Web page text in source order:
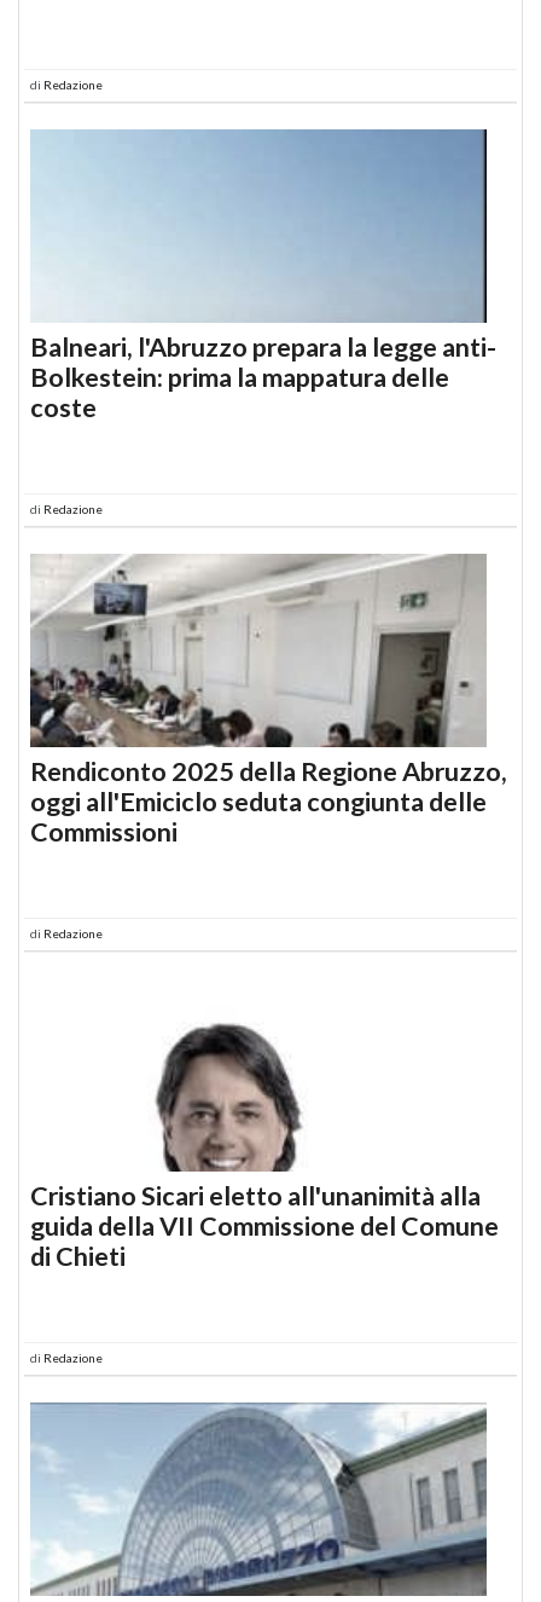
di Redazione
Balneari, l'Abruzzo prepara la legge anti-
Bolkestein: prima la mappatura delle
coste
di Redazione
Rendiconto 2025 della Regione Abruzzo,
oggi all'Emiciclo seduta congiunta delle
Commissioni
di Redazione
Cristiano Sicari eletto all'unanimità alla
guida della VII Commissione del Comune
di Chieti
di Redazione